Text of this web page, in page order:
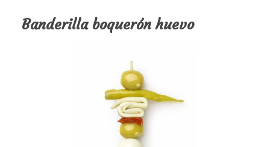
Banderilla boquerón huevo